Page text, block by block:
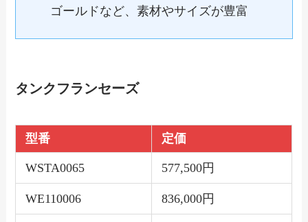
ゴールドなど、素材やサイズが豊富
タンクフランセーズ
型番 定価
WSTA0065 577,500円
WE110006 836,000円